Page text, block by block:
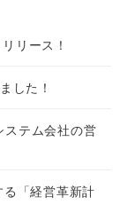
リース！
した！
テム会社の営
「経営革新計